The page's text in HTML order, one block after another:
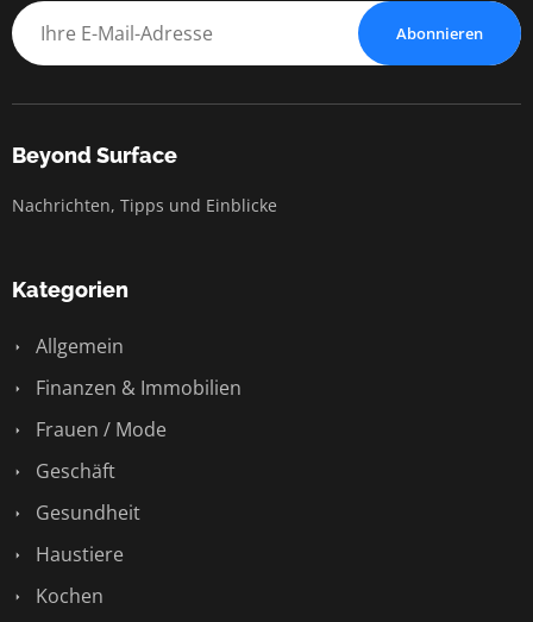
Abonnieren
Beyond Surface
Nachrichten, Tipps und Einblicke
Kategorien
Allgemein
Finanzen & Immobilien
Frauen / Mode
Geschäft
Gesundheit
Haustiere
Kochen